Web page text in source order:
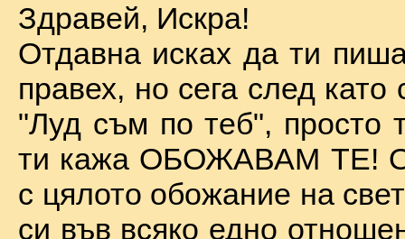
Здравей, Искра!
Отдавна исках да ти
правех, но сега след като
"Луд съм по теб", просто
ти кажа ОБОЖАВАМ ТЕ!
с цялото обожание на
си във всяко едно